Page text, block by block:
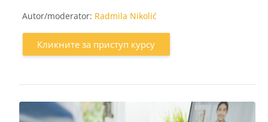
Autor/moderator: Radmila Nikolić
Кликните за приступ курсу